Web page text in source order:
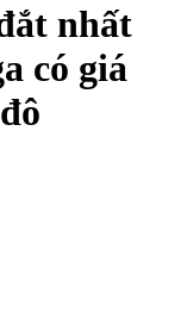
nhất
có giá